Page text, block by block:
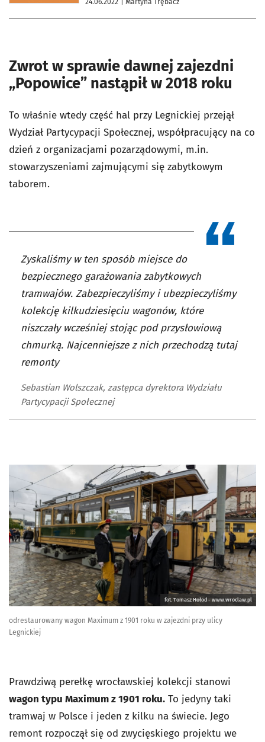
24.06.2022 | Martyna Trębacz
Zwrot w sprawie dawnej zajezdni
„Popowice” nastąpił w 2018 roku
To właśnie wtedy część hal przy Legnickiej przejął
Wydział Partycypacji Społecznej, współpracujący na co
dzień z organizacjami pozarządowymi, m.in.
stowarzyszeniami zajmującymi się zabytkowym
taborem.
Zyskaliśmy w ten sposób miejsce do
bezpiecznego garażowania zabytkowych
tramwajów. Zabezpieczyliśmy i ubezpieczyliśmy
kolekcję kilkudziesięciu wagonów, które
niszczały wcześniej stojąc pod przysłowiową
chmurką. Najcenniejsze z nich przechodzą tutaj
remonty
Sebastian Wolszczak, zastępca dyrektora Wydziału
Partycypacji Społecznej
fot. Tomasz Hołod - www.wroclaw.pl
odrestaurowany wagon Maximum z 1901 roku w zajezdni przy ulicy
Legnickiej
Prawdziwą perełkę wrocławskiej kolekcji stanowi
wagon typu Maximum z 1901 roku. To jedyny taki
tramwaj w Polsce i jeden z kilku na świecie. Jego
remont rozpoczął się od zwycięskiego projektu we